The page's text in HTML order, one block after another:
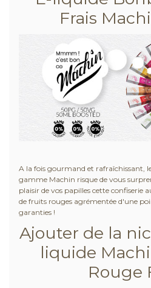
Frais
A la fois gourmand et rafraîchissant,
gamme Machin risque de vous
plaisir de vos papilles cette confiserie
de fruits rouges agrémentée d'une
garanties !
Ajouter de la
liquide
Rouge